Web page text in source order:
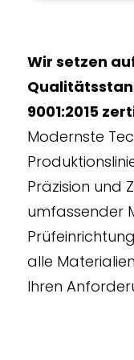
Wir setzen
9001:2015
Modernste
Präzision und
umfassender
alle
Ihren